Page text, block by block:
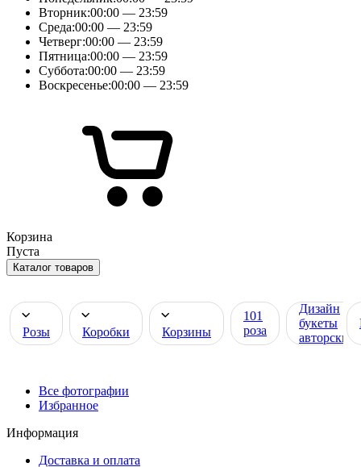
Вторник:00:00 — 23:59
Среда:00:00 — 23:59
Четверг:00:00 — 23:59
Пятница:00:00 — 23:59
Суббота:00:00 — 23:59
Воскресенье:00:00 — 23:59
Корзина
Пуста
Каталог товаров
Розы Коробки Корзины
101
роза
Дизайн
букеты
авторские
Все фотографии
Избранное
Информация
Доставка и оплата